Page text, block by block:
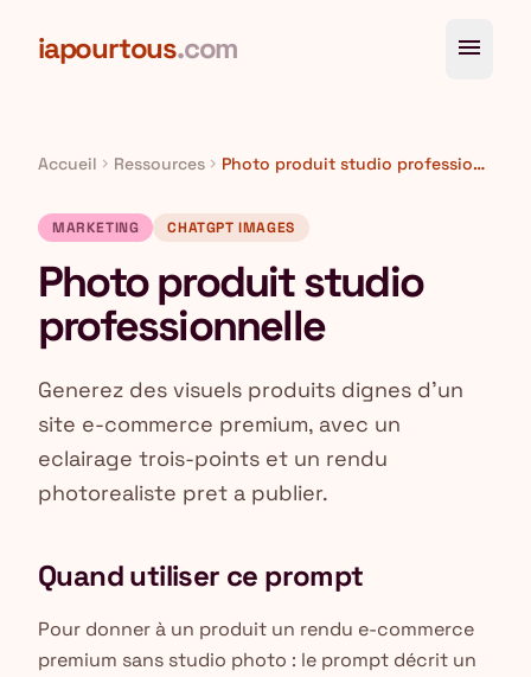
iapourtous.com menu
Accueil chevron_right Ressources chevron_right Photo produit studio professionnelle
MARKETING CHATGPT IMAGES
Photo produit studio
professionnelle
Generez des visuels produits dignes d'un
site e-commerce premium, avec un
eclairage trois-points et un rendu
photorealiste pret a publier.
Quand utiliser ce prompt
Pour donner à un produit un rendu e-commerce
premium sans studio photo : le prompt décrit un